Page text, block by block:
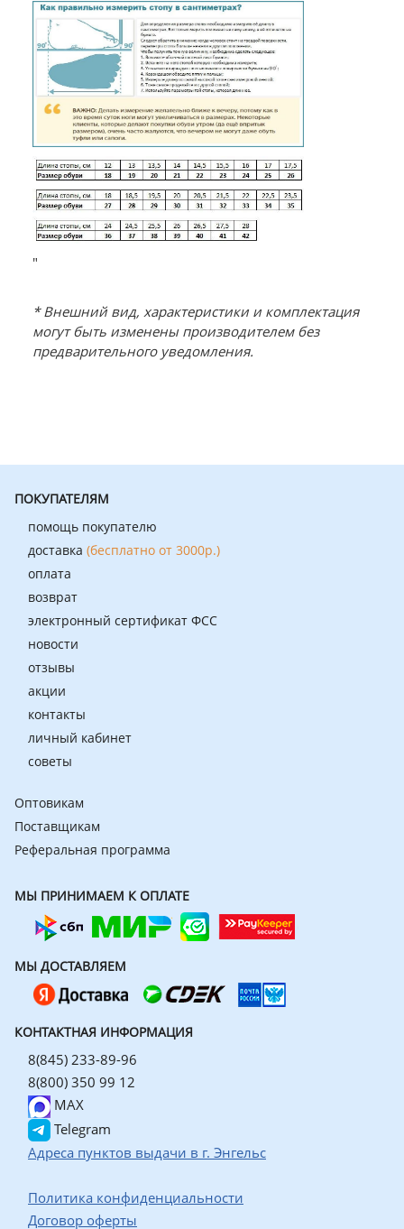
"
* Внешний вид, характеристики и комплектация
могут быть изменены производителем без
предварительного уведомления.
ПОКУПАТЕЛЯМ
помощь покупателю
доставка (бесплатно от 3000р.)
оплата
возврат
электронный сертификат ФСС
новости
отзывы
акции
контакты
личный кабинет
советы
Оптовикам
Поставщикам
Реферальная программа
МЫ ПРИНИМАЕМ К ОПЛАТЕ
МЫ ДОСТАВЛЯЕМ
КОНТАКТНАЯ ИНФОРМАЦИЯ
8(845) 233-89-96
8(800) 350 99 12
MAX
Telegram
Адреса пунктов выдачи в г. Энгельс
Политика конфиденциальности
Договор оферты